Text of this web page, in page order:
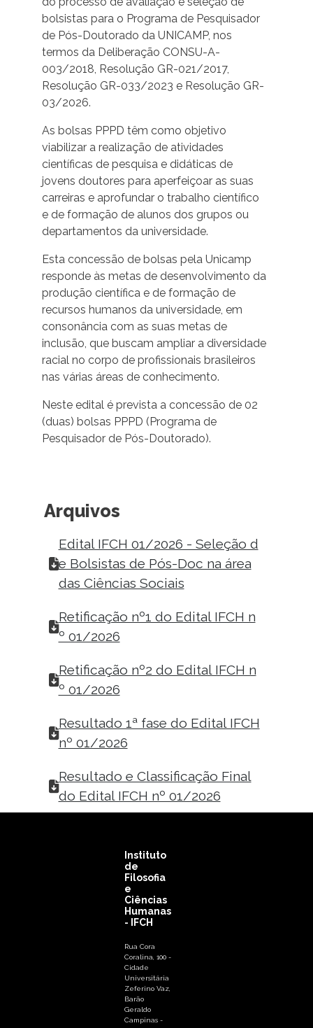
bolsistas para o Programa de Pesquisador
de Pós-Doutorado da UNICAMP, nos
termos da Deliberação CONSU-A-
003/2018, Resolução GR-021/2017,
Resolução GR-033/2023 e Resolução GR-
03/2026.
As bolsas PPPD têm como objetivo
viabilizar a realização de atividades
científicas de pesquisa e didáticas de
jovens doutores para aperfeiçoar as suas
carreiras e aprofundar o trabalho científico
e de formação de alunos dos grupos ou
departamentos da universidade.
Esta concessão de bolsas pela Unicamp
responde às metas de desenvolvimento da
produção científica e de formação de
recursos humanos da universidade, em
consonância com as suas metas de
inclusão, que buscam ampliar a diversidade
racial no corpo de profissionais brasileiros
nas várias áreas de conhecimento.
Neste edital é prevista a concessão de 02
(duas) bolsas PPPD (Programa de
Pesquisador de Pós-Doutorado).
Arquivos
Edital IFCH 01/2026 - Seleção d
e Bolsistas de Pós-Doc na área
das Ciências Sociais
Retificação nº1 do Edital IFCH n
º 01/2026
Retificação nº2 do Edital IFCH n
º 01/2026
Resultado 1ª fase do Edital IFCH
nº 01/2026
Resultado e Classificação Final
do Edital IFCH nº 01/2026
Instituto
de
Filosofia
e
Ciências
Humanas
- IFCH
Rua Cora
Coralina, 100 -
Cidade
Universitária
Zeferino Vaz,
Barão
Geraldo
Campinas -